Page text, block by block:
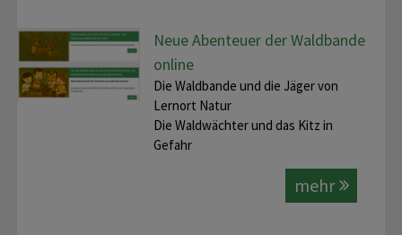
Neue Abenteuer der Waldbande
online
Die Waldbande und die Jäger von
Lernort Natur
Die Waldwächter und das Kitz in
Gefahr
mehr